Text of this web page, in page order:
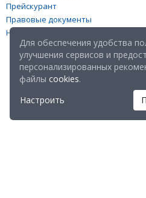
Прейскурант
Правовые документы
Настройка файлов cookies
Для обеспечения удобства
улучшения сервисов и
персонализированных
файлы cookies.
Настроить